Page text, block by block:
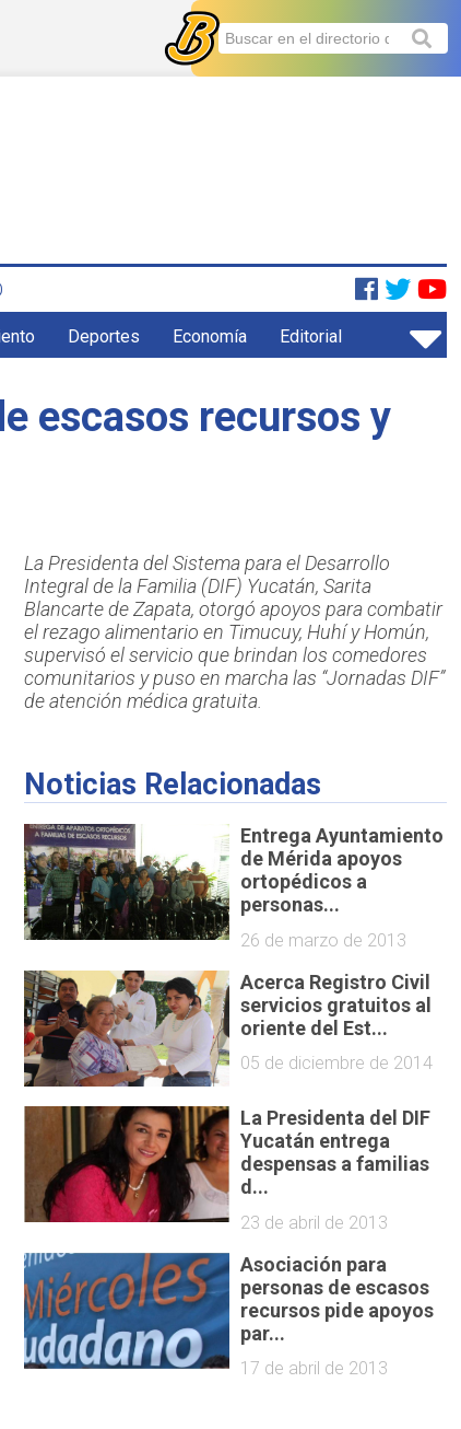
Deportes Economía Editorial
escasos recursos y
La Presidenta del Sistema para el Desarrollo
Integral de la Familia (DIF) Yucatán, Sarita
Blancarte de Zapata, otorgó apoyos para combatir
el rezago alimentario en Timucuy, Huhí y Homún,
supervisó el servicio que brindan los comedores
comunitarios y puso en marcha las “Jornadas DIF”
de atención médica gratuita.
Noticias Relacionadas
Entrega Ayuntamiento
de Mérida apoyos
ortopédicos a
personas...
26 de marzo de 2013
Acerca Registro Civil
servicios gratuitos al
oriente del Est...
05 de diciembre de 2014
La Presidenta del DIF
Yucatán entrega
despensas a familias
d...
23 de abril de 2013
Asociación para
personas de escasos
recursos pide apoyos
par...
17 de abril de 2013